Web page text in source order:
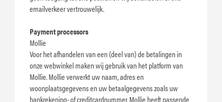
emailverkeer vertrouwelijk.
Payment processors
Mollie
Voor het afhandelen van een (deel van) de betalingen in
onze webwinkel maken wij gebruik van het platform van
Mollie. Mollie verwerkt uw naam, adres en
woonplaatsgegevens en uw betaalgegevens zoals uw
bankrekening- of creditcardnummer. Mollie heeft passende